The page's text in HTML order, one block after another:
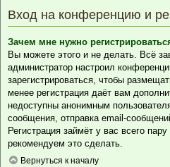
Вход на конференцию и
Зачем мне нужно
Вы можете этого и не делать. Всё
администратор настроил
зарегистрироваться, чтобы
менее регистрация даёт вам
недоступны анонимным
сообщения, отправка email-
Регистрация займёт у вас всего
рекомендуем это сделать.
Вернуться к началу